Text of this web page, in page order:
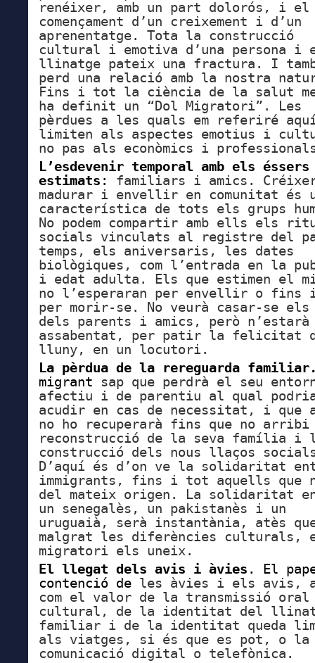
renéixer, amb un part dolorós, i el
començament d’un creixement i d’un
aprenentatge. Tota la construcció
cultural i emotiva d’una persona i
llinatge pateix una fractura. I
perd una relació amb la nostra
Fins i tot la ciència de la salut
ha definit un “Dol Migratori”. Les
pèrdues a les quals em referiré
limiten als aspectes emotius i
no pas als econòmics i
L’esdevenir temporal amb els éssers
estimats : familiars i amics.
madurar i envellir en comunitat és
característica de tots els grups
No podem compartir amb ells els
socials vinculats al registre del
temps, els aniversaris, les dates
biològiques, com l’entrada en la
i edat adulta. Els que estimen el
no l’esperaran per envellir o
per morir-se. No veurà casar-se
dels parents i amics, però n’estarà
assabentat, per patir la felicitat
lluny, en un locutori.
La pèrdua de la rereguarda
migrant sap que perdrà el seu
afectiu i de parentiu al qual
acudir en cas de necessitat, i que
no ho recuperarà fins que no
reconstrucció de la seva família i
construcció dels nous llaços
D’aquí és d’on ve la solidaritat
immigrants, fins i tot aquells que
del mateix origen. La solidaritat
un senegalès, un pakistanès i un
uruguaià, serà instantània, atès
malgrat les diferències culturals,
migratori els uneix.
El llegat dels avis i àvies . El
contenció de les àvies i els avis,
com el valor de la transmissió
cultural, de la identitat del
familiar i de la identitat queda
als viatges, si és que es pot, o la
comunicació digital o telefònica.